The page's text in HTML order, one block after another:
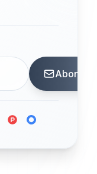
Abone